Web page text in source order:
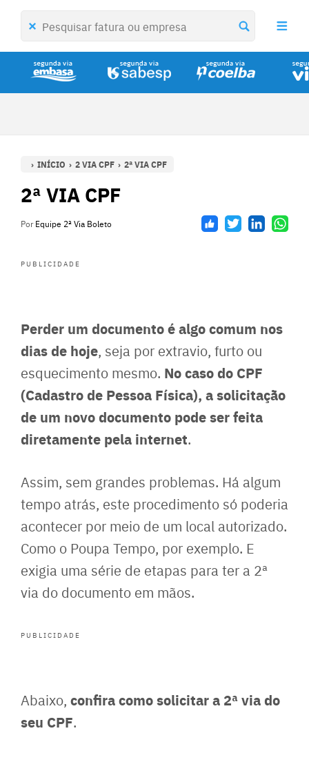
INÍCIO 2 VIA CPF 2ª VIA CPF
2ª VIA CPF
PorEquipe 2ª Via Boleto
PUBLICIDADE
Perder um documento é algo comum nos
dias de hoje, seja por extravio, furto ou
esquecimento mesmo. No caso do CPF
(Cadastro de Pessoa Física), a solicitação
de um novo documento pode ser feita
diretamente pela internet.
Assim, sem grandes problemas. Há algum
tempo atrás, este procedimento só poderia
acontecer por meio de um local autorizado.
Como o Poupa Tempo, por exemplo. E
exigia uma série de etapas para ter a 2ª
via do documento em mãos.
PUBLICIDADE
Abaixo, confira como solicitar a 2ª via do
seu CPF.